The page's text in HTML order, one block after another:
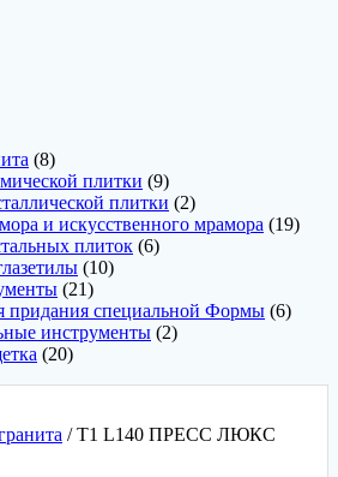
8
плитки 9
плитки
2
и искусственного мрамора
19
плиток 6
10
21
придания специальной Формы 6
инструменты 2
20
/ T1 L140 ПРЕСС ЛЮКС